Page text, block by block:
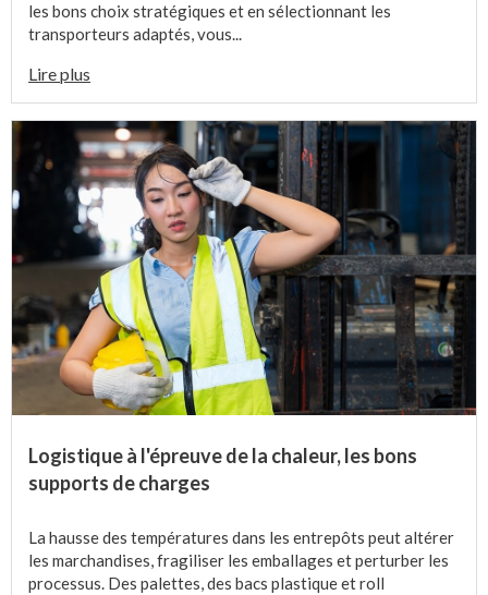
les bons choix stratégiques et en sélectionnant les
transporteurs adaptés, vous...
Lire plus
Logistique à l'épreuve de la chaleur, les bons
supports de charges
La hausse des températures dans les entrepôts peut altérer
les marchandises, fragiliser les emballages et perturber les
processus. Des palettes, des bacs plastique et roll